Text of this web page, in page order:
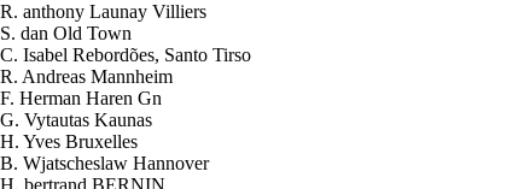
R. anthony Launay Villiers
S. dan Old Town
C. Isabel Rebordões, Santo Tirso
R. Andreas Mannheim
F. Herman Haren Gn
G. Vytautas Kaunas
H. Yves Bruxelles
B. Wjatscheslaw Hannover
H. bertrand BERNIN